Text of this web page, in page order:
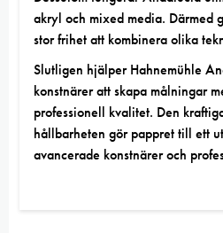
akryl och mixed media. Därmed
stor frihet att kombinera olika
Slutligen hjälper Hahnemühle
konstnärer att skapa målningar
professionell kvalitet. Den
hållbarheten gör pappret till ett
avancerade konstnärer och